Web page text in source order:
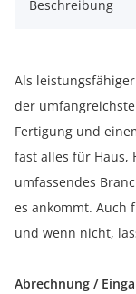
Beschreibung
Als
der
Fertigung und
fast alles für Haus,
umfassendes
es ankommt. Auch
und wenn nicht,
Abrechnung /